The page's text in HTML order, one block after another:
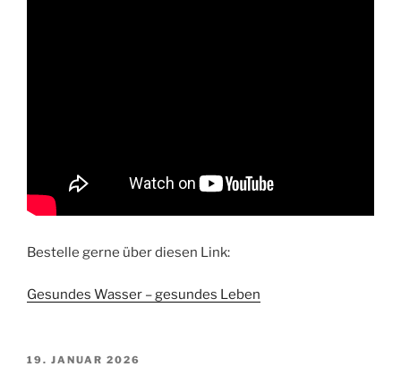
Bestelle gerne über diesen Link:
Gesundes Wasser – gesundes Leben
VERÖFFENTLICHT
19. JANUAR 2026